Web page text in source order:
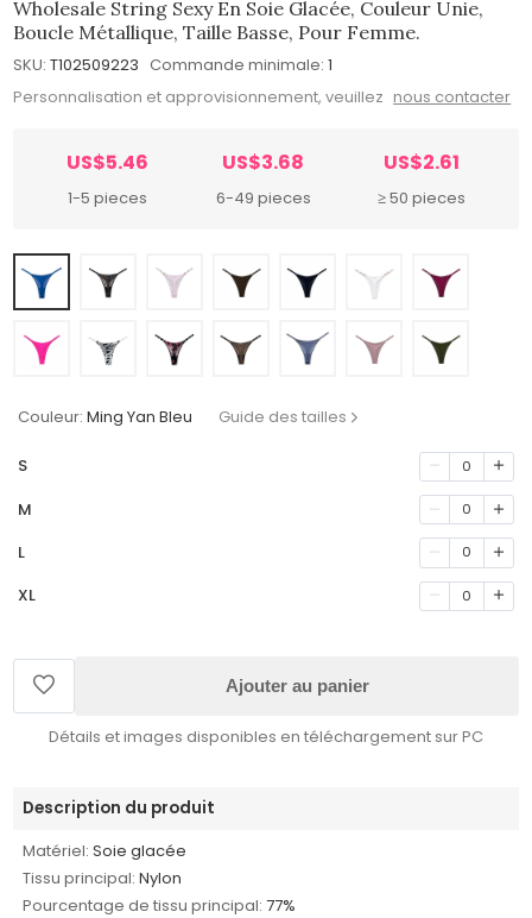
Wholesale String Sexy En Soie Glacée, Couleur Unie,
Boucle Métallique, Taille Basse, Pour Femme.
SKU: T102509223 Commande minimale: 1
Personnalisation et approvisionnement, veuillez nous contacter
US$5.46
1-5 pieces
US$3.68
6-49 pieces
US$2.61
≥ 50 pieces
Couleur: Ming Yan Bleu Guide des tailles
S 0
M 0
L 0
XL 0
Ajouter au panier
Détails et images disponibles en téléchargement sur PC
Description du produit
Matériel: Soie glacée
Tissu principal: Nylon
Pourcentage de tissu principal: 77%